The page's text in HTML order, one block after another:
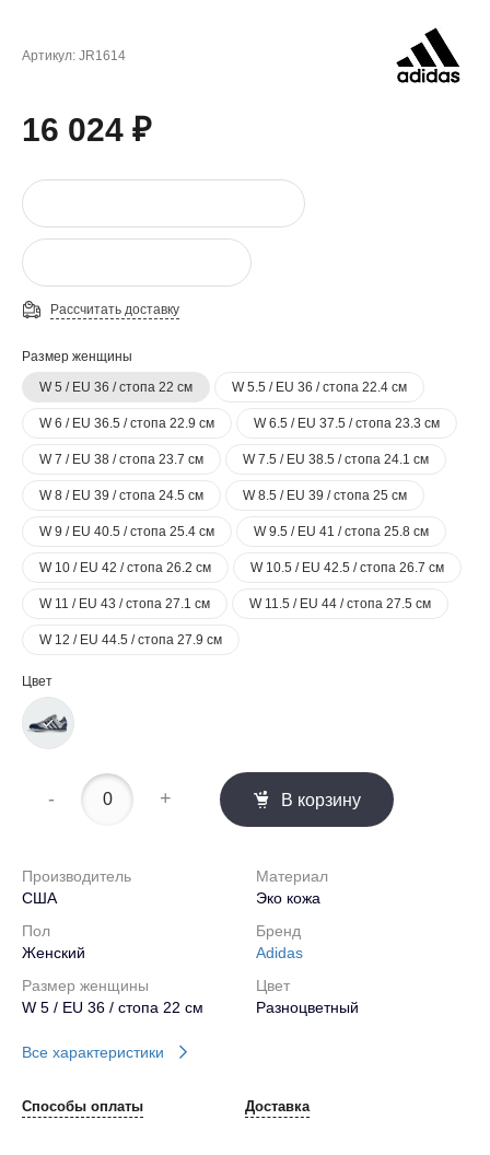
Артикул: JR1614
16 024 ₽
Рассчитать доставку
Размер женщины
W 5 / EU 36 / стопа 22 см
W 5.5 / EU 36 / стопа 22.4 см
W 6 / EU 36.5 / стопа 22.9 см W 6.5 / EU 37.5 / стопа 23.3 см
W 7 / EU 38 / стопа 23.7 см W 7.5 / EU 38.5 / стопа 24.1 см
W 8 / EU 39 / стопа 24.5 см W 8.5 / EU 39 / стопа 25 см
W 9 / EU 40.5 / стопа 25.4 см W 9.5 / EU 41 / стопа 25.8 см
W 10 / EU 42 / стопа 26.2 см W 10.5 / EU 42.5 / стопа 26.7 см
W 11 / EU 43 / стопа 27.1 см W 11.5 / EU 44 / стопа 27.5 см
W 12 / EU 44.5 / стопа 27.9 см
Цвет
- + В корзину
Производитель
США
Материал
Эко кожа
Пол
Женский
Бренд
Adidas
Размер женщины
W 5 / EU 36 / стопа 22 см
Цвет
Разноцветный
Все характеристики
Способы оплаты Доставка